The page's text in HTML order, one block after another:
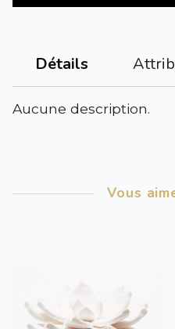
Détails
Aucune description.
Vous